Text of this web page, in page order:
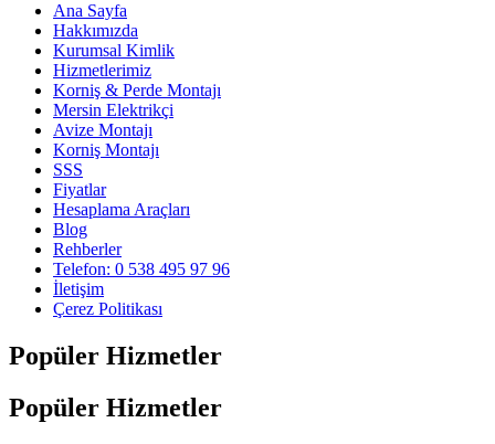
Ana Sayfa
Hakkımızda
Kurumsal Kimlik
Hizmetlerimiz
Korniş & Perde Montajı
Mersin Elektrikçi
Avize Montajı
Korniş Montajı
SSS
Fiyatlar
Hesaplama Araçları
Blog
Rehberler
Telefon: 0 538 495 97 96
İletişim
Çerez Politikası
Popüler Hizmetler
Popüler Hizmetler